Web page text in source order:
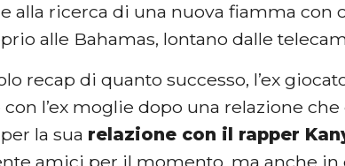
alla ricerca di una nuova fiamma con
alle Bahamas, lontano dalle
recap di quanto successo, l’ex
l’ex moglie dopo una relazione
la sua relazione con il rapper
amici per il momento, ma anche in